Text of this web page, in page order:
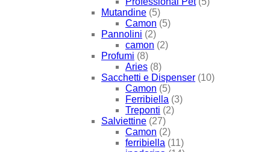
Mutandine (5)
Camon (5)
Pannolini (2)
camon (2)
Profumi (8)
Aries (8)
Sacchetti e Dispenser (10)
Camon (5)
Ferribiella (3)
Treponti (2)
Salviettine (27)
Camon (2)
ferribiella (11)